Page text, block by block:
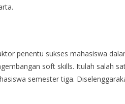
penentu sukses mahasiswa
soft skills. Itulah salah
semester tiga.